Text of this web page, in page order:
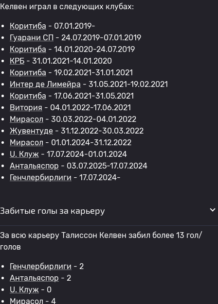
Келвен играл в следующих клубах:
Коритиба - 07.01.2019-
Гуарани СП - 24.07.2019-07.01.2019
Коритиба - 14.01.2020-24.07.2019
КРБ - 31.01.2021-14.01.2020
Коритиба - 19.02.2021-31.01.2021
Интер де Лимейра - 31.05.2021-19.02.2021
Коритиба - 17.06.2021-31.05.2021
Витория - 04.01.2022-17.06.2021
Мирасол - 30.03.2022-04.01.2022
Жувентуде - 31.12.2022-30.03.2022
Мирасол - 01.01.2024-31.12.2022
U. Клуж - 17.07.2024-01.01.2024
Антальяспор - 03.07.2025-17.07.2024
Генчлербирлиги - 17.07.2024-
Забитые голы за карьеру
За всю карьеру Талиссон Келвен забил более 13 гол/
голов
Генчлербирлиги - 2
Антальяспор - 2
U. Клуж - 0
Мирасол - 4